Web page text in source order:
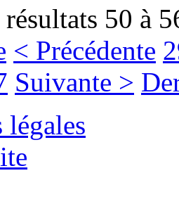
50 à
< Précédente
Suivante >